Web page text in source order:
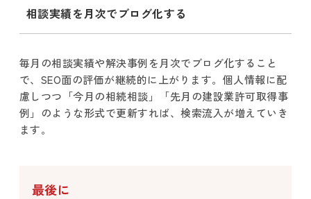
相談実績を月次でブログ化する
毎月の相談実績や解決事例を月次でブログ化すること
で、SEO面の評価が継続的に上がります。個人情報に配
慮しつつ「今月の相続相談」「先月の建設業許可取得事
例」のような形式で更新すれば、検索流入が増えていき
ます。
最後に